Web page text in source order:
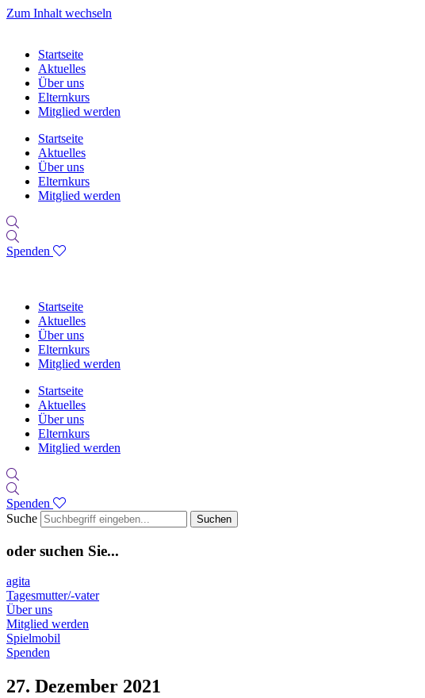
Zum Inhalt wechseln
Startseite
Aktuelles
Über uns
Elternkurs
Mitglied werden
Startseite
Aktuelles
Über uns
Elternkurs
Mitglied werden
Spenden
Startseite
Aktuelles
Über uns
Elternkurs
Mitglied werden
Startseite
Aktuelles
Über uns
Elternkurs
Mitglied werden
Spenden
Suche
Suchen
oder suchen Sie...
agita
Tagesmutter/-vater
Über uns
Mitglied werden
Spielmobil
Spenden
27. Dezember 2021